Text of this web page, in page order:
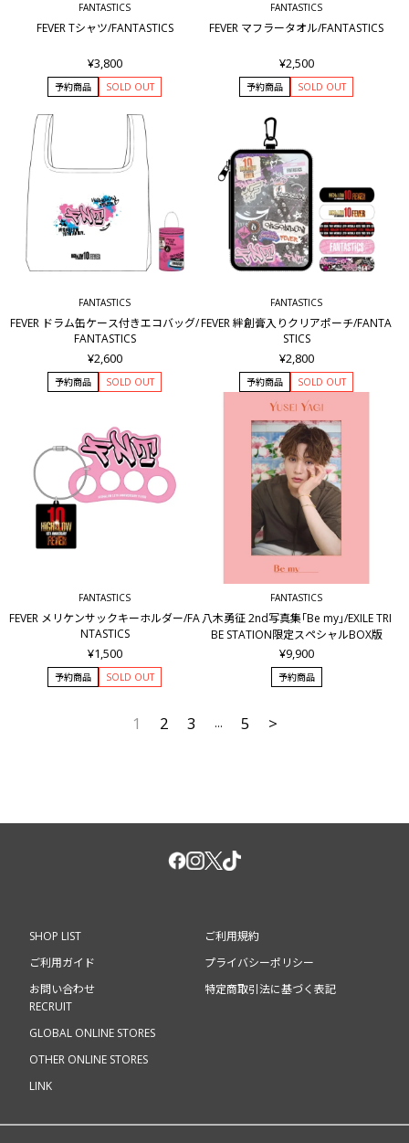
FANTASTICS
FEVER Tシャツ/FANTASTICS
¥3,800
予約商品 SOLD OUT
FANTASTICS
FEVER マフラータオル/FANTASTICS
¥2,500
予約商品 SOLD OUT
FANTASTICS
FEVER ドラム缶ケース付きエコバッグ/
FANTASTICS
¥2,600
予約商品 SOLD OUT
FANTASTICS
FEVER 絆創膏入りクリアポーチ/FANTA
STICS
¥2,800
予約商品 SOLD OUT
FANTASTICS
FEVER メリケンサックキーホルダー/FA
NTASTICS
¥1,500
予約商品 SOLD OUT
FANTASTICS
八木勇征 2nd写真集｢Be my｣/EXILE TRI
BE STATION限定スペシャルBOX版
¥9,900
予約商品
1 2 3 ... 5 >
SHOP LIST
ご利用ガイド
お問い合わせ
ご利用規約
プライバシーポリシー
特定商取引法に基づく表記
RECRUIT
GLOBAL ONLINE STORES
OTHER ONLINE STORES
LINK